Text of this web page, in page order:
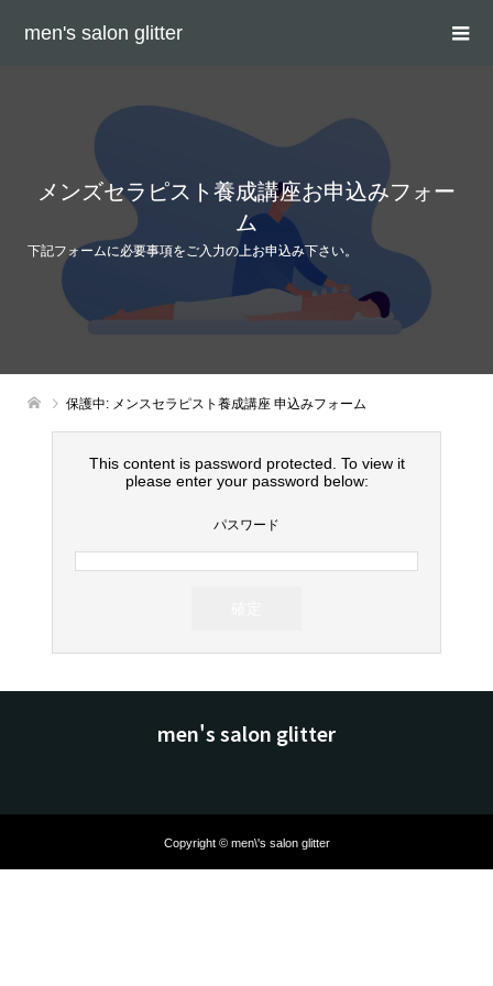
men's salon glitter
メンズセラピスト養成講座お申込みフォー
ム
下記フォームに必要事項をご入力の上お申込み下さい。
保護中: メンスセラピスト養成講座 申込みフォーム
This content is password protected. To view it
please enter your password below:
パスワード
men's salon glitter
Copyright © men\'s salon glitter